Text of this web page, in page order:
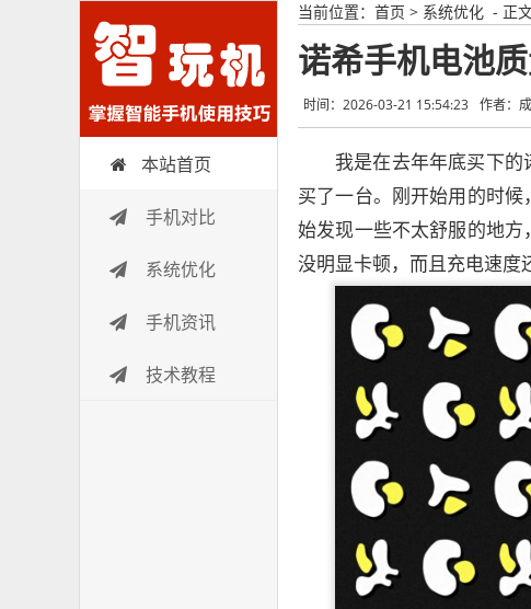
智玩机 本站首页
手机对比
系统优化
手机资讯
技术教程
当前位置： 首页 > 系统优化 - 正
诺希手机电池
时间：2026-03-21 15:54:23 作者：
我是在去年年底买下
买了一台。刚开始用的时
始发现一些不太舒服的地
没明显卡顿，而且充电速度